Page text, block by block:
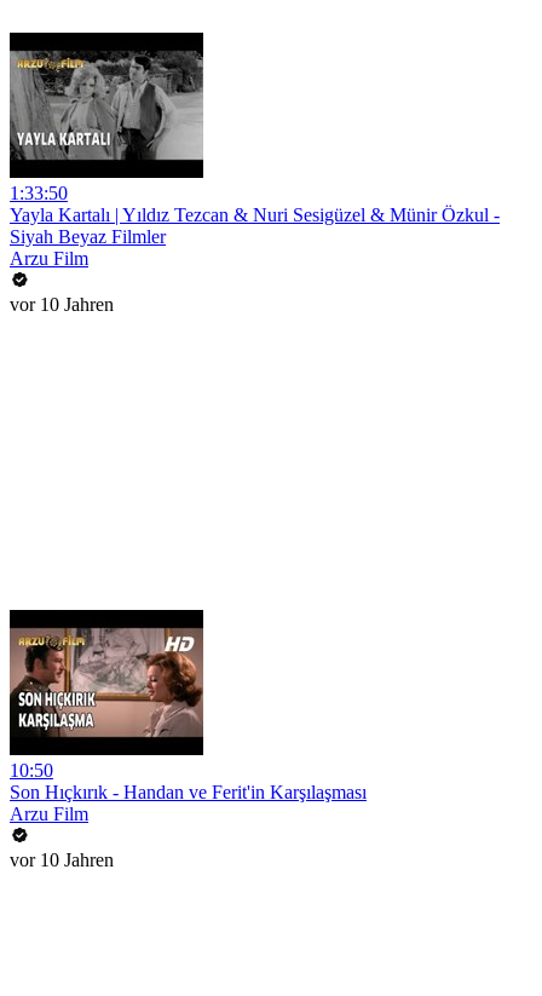
1:33:50
Yayla Kartalı | Yıldız Tezcan & Nuri Sesigüzel & Münir Özkul -
Siyah Beyaz Filmler
Arzu Film
vor 10 Jahren
10:50
Son Hıçkırık - Handan ve Ferit'in Karşılaşması
Arzu Film
vor 10 Jahren